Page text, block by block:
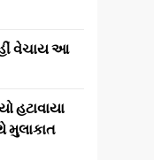
વેચાય આ
હટાવાયા
મુલાકાત